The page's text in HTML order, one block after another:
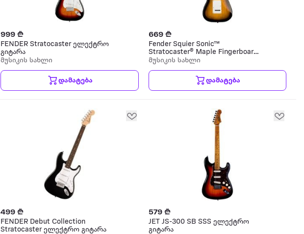
999 ₾
FENDER Stratocaster ელექტრო
გიტარა
მუსიკის სახლი
დამატება
669 ₾
Fender Squier Sonic™
Stratocaster® Maple Fingerboard
White Pickguard 2-Color Sunburst
მუსიკის სახლი
დამატება
499 ₾
FENDER Debut Collection
Stratocaster ელექტრო გიტარა
579 ₾
JET JS-300 SB SSS ელექტრო
გიტარა